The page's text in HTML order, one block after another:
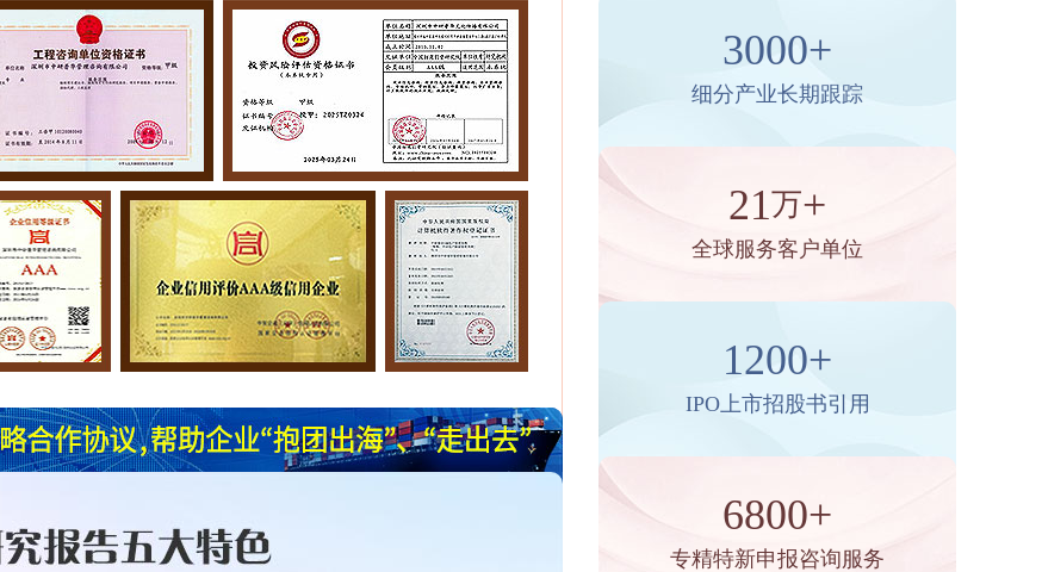
3000+
细分产业长期跟踪
21万+
全球服务客户单位
1200+
IPO上市招股书引用
6800+
专精特新申报咨询服务